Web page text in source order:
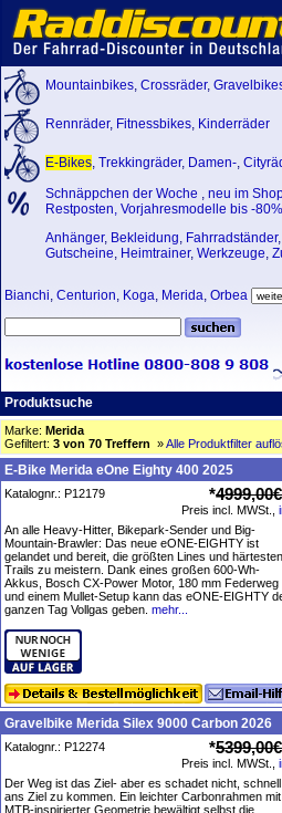
Mountainbikes, Crossräder,
Rennräder, Fitnessbikes, Kinderräder
E-Bikes, Trekkingräder, Damen-,
Schnäppchen der Woche , neu im
Restposten, Vorjahresmodelle bis -
Anhänger, Bekleidung, Fahrradständer,
Gutscheine, Heimtrainer, Werkzeuge,
Bianchi, Centurion, Koga, Merida, Orbea
Produktsuche
Marke: Merida
Gefiltert: 3 von 70 Treffern »Alle Produktfilter
E-Bike Merida eOne Eighty 400 2025
Katalognr.: P12179 *4999,00€
Preis incl. MWSt.,
An alle Heavy-Hitter, Bikepark-Sender und Big-
Mountain-Brawler: Das neue eONE-EIGHTY ist
gelandet und bereit, die größten Lines und härtesten
Trails zu meistern. Dank eines großen 600-Wh-
Akkus, Bosch CX-Power Motor, 180 mm Federweg
und einem Mullet-Setup kann das eONE-EIGHTY
ganzen Tag Vollgas geben. mehr...
Gravelbike Merida Silex 9000 Carbon 2026
Katalognr.: P12274 *5399,00€
Preis incl. MWSt.,
Der Weg ist das Ziel- aber es schadet nicht, schnell
ans Ziel zu kommen. Ein leichter Carbonrahmen mit
MTB-inspirierter Geometrie bewältigt selbst die